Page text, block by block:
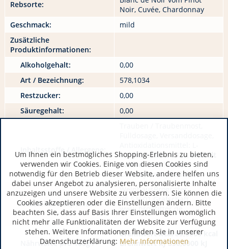
Rebsorte:
Noir, Cuvée, Chardonnay
Geschmack:
mild
Zusätzliche
Produktinformationen:
Alkoholgehalt:
0,00
Art / Bezeichnung:
578,1034
Restzucker:
0,00
Säuregehalt:
0,00
Inhaltsstoffe / Allergene:
Ascorbinsäure E330,enthält
Sulfite, Stabilisator:
Carboxymethylcellulose
Hersteller / Importeur:
WeinhausBrogsitter
DE 53501 Grafschaft
www.brogsitter.de
Nährwerte pro 100g /
Brennwert kcal 85,0000 kcal
Brennwert kJ 356,0000 kJ
Um Ihnen ein bestmögliches Shopping-Erlebnis zu bieten,
verwenden wir Cookies. Einige von diesen Cookies sind
notwendig für den Betrieb dieser Website, andere helfen uns
dabei unser Angebot zu analysieren, personalisierte Inhalte
anzuzeigen und unsere Website zu verbessern. Sie können die
Cookies akzeptieren oder die Einstellungen ändern. Bitte
beachten Sie, dass auf Basis Ihrer Einstellungen womöglich
nicht mehr alle Funktionalitäten der Website zur Verfügung
stehen. Weitere Informationen finden Sie in unserer
Datenschutzerklärung: Mehr Informationen